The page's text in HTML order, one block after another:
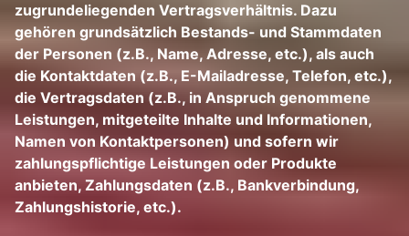
zugrundeliegenden Vertragsverhältnis. Dazu
gehören grundsätzlich Bestands- und Stammdaten
der Personen (z.B., Name, Adresse, etc.), als auch
die Kontaktdaten (z.B., E-Mailadresse, Telefon, etc.),
die Vertragsdaten (z.B., in Anspruch genommene
Leistungen, mitgeteilte Inhalte und Informationen,
Namen von Kontaktpersonen) und sofern wir
zahlungspflichtige Leistungen oder Produkte
anbieten, Zahlungsdaten (z.B., Bankverbindung,
Zahlungshistorie, etc.).